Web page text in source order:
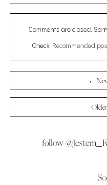
Comments are closed.
Check Recommended
←
follow